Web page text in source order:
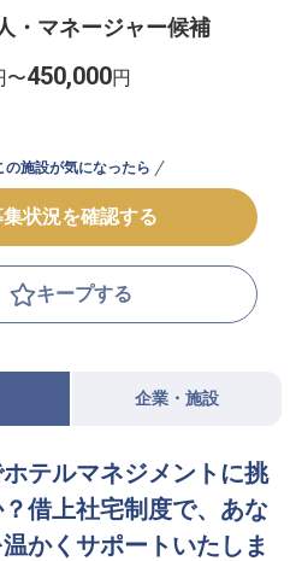
お考えの企業様へ
・マネージャー候補
〜450,000円
の施設が気になったら
状況を確認する
キープする
企業・施設
テルマネジメントに挑
借上社宅制度で、あな
かくサポートいたしま